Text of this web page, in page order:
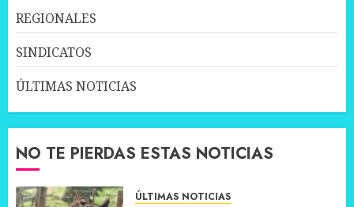
REGIONALES
SINDICATOS
ÚLTIMAS NOTICIAS
NO TE PIERDAS ESTAS NOTICIAS
ÚLTIMAS NOTICIAS